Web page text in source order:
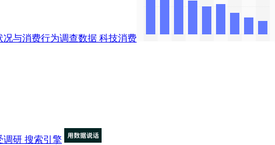
与消费行为调查数据 科技消费
调研 搜索引擎